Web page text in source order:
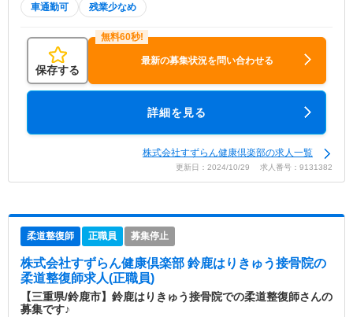
車通勤可 残業少なめ
保存する
最新の募集状況を問い合わせる
詳細を見る
株式会社すずらん健康倶楽部の求人一覧
更新日：2024/10/29 求人番号：9131382
柔道整復師 正職員 募集停止
株式会社すずらん健康倶楽部 鈴鹿はりきゅう接骨院の
柔道整復師求人(正職員)
【三重県/鈴鹿市】鈴鹿はりきゅう接骨院での柔道整復師さんの
募集です♪